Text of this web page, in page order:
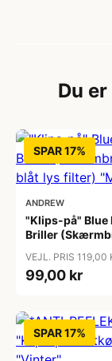
Du
SPAR 17%
ANDREW
"Klips-på" Blue
Briller
"Moon"
VEJL. PRIS 119,00
99,00 kr
SPAR 17%